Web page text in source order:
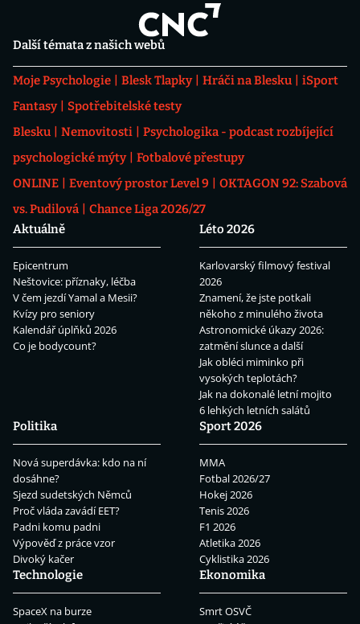
Další témata z našich webů
Moje Psychologie Blesk Tlapky Hráči na Blesku
iSport
Fantasy
Spotřebitelské testy
Blesku
Nemovitosti
Psychologika - podcast rozbíjející
psychologické mýty
Fotbalové přestupy
ONLINE
Eventový prostor Level 9
OKTAGON 92: Szabová
vs. Pudilová
Chance Liga 2026/27
Aktuálně
Epicentrum
Neštovice: příznaky, léčba
V čem jezdí Yamal a Mesii?
Kvízy pro seniory
Kalendář úplňků 2026
Co je bodycount?
Léto 2026
Karlovarský filmový festival
2026
Znamení, že jste potkali
někoho z minulého života
Astronomické úkazy 2026:
zatmění slunce a další
Jak obléci miminko při
vysokých teplotách?
Jak na dokonalé letní mojito
6 lehkých letních salátů
Politika
Nová superdávka: kdo na ní
dosáhne?
Sjezd sudetských Němců
Proč vláda zavádí EET?
Padni komu padni
Výpověď z práce vzor
Divoký kačer
Sport 2026
MMA
Fotbal 2026/27
Hokej 2026
Tenis 2026
F1 2026
Atletika 2026
Cyklistika 2026
Technologie
SpaceX na burze
Ekonomika
Smrt OSVČ